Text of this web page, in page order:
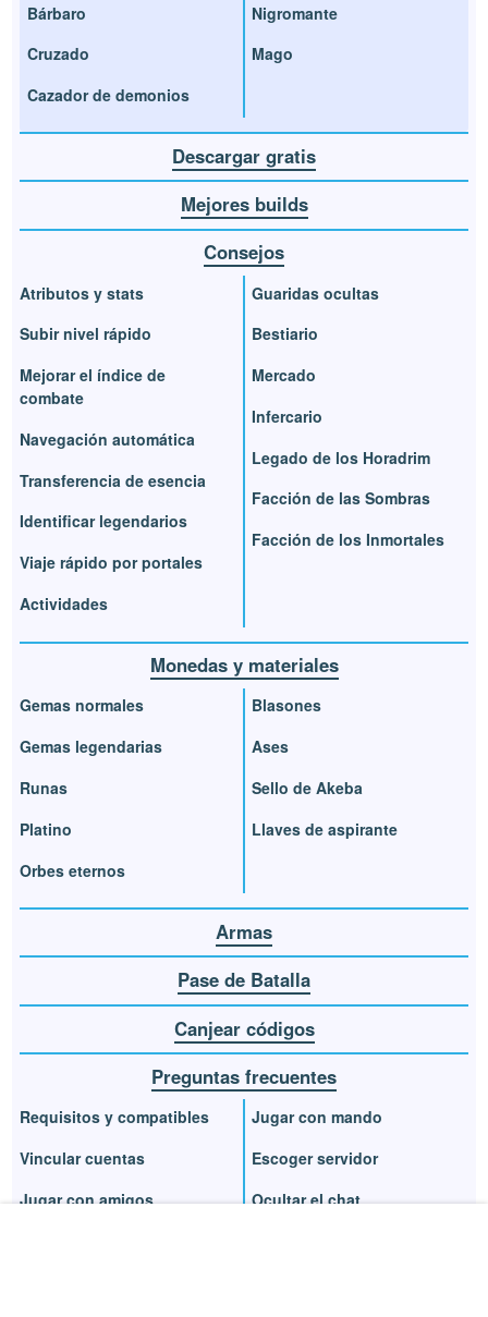
Bárbaro
Cruzado
Cazador de demonios
Nigromante
Mago
Descargar gratis
Mejores builds
Consejos
Atributos y stats
Subir nivel rápido
Mejorar el índice de
combate
Navegación automática
Transferencia de esencia
Identificar legendarios
Viaje rápido por portales
Actividades
Guaridas ocultas
Bestiario
Mercado
Infercario
Legado de los Horadrim
Facción de las Sombras
Facción de los Inmortales
Monedas y materiales
Gemas normales
Gemas legendarias
Runas
Platino
Orbes eternos
Blasones
Ases
Sello de Akeba
Llaves de aspirante
Armas
Pase de Batalla
Canjear códigos
Preguntas frecuentes
Requisitos y compatibles
Vincular cuentas
Jugar con amigos
Jugar con mando
Escoger servidor
Ocultar el chat